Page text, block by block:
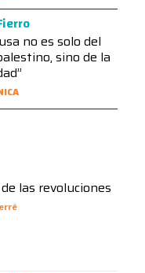
no es solo del
sino de la
las revoluciones